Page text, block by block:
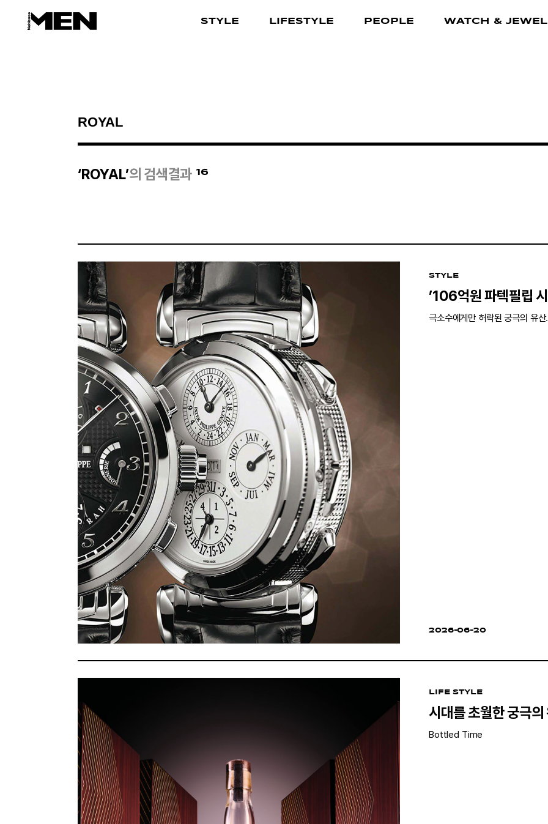
STYLE LIFESTYLE PEOPLE WATCH &
검색결과
‘ROYAL’의 검색결과 16
STYLE
’106억원 파텍필립
극소수에게만 허락된 궁극의 유산.
2026-06-20
LIFE STYLE
시대를 초월한 궁극의
Bottled Time